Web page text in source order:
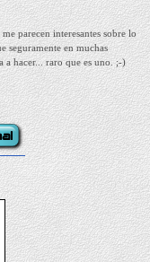
parecen interesantes sobre lo
seguramente en muchas
a hacer... raro que es uno. ;-)